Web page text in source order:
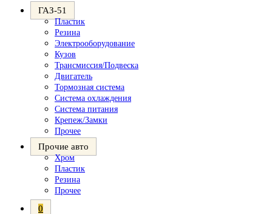
ГАЗ-51
Пластик
Резина
Электрооборудование
Кузов
Трансмиссия/Подвеска
Двигатель
Тормозная система
Система охлаждения
Система питания
Крепеж/Замки
Прочее
Прочие авто
Хром
Пластик
Резина
Прочее
0